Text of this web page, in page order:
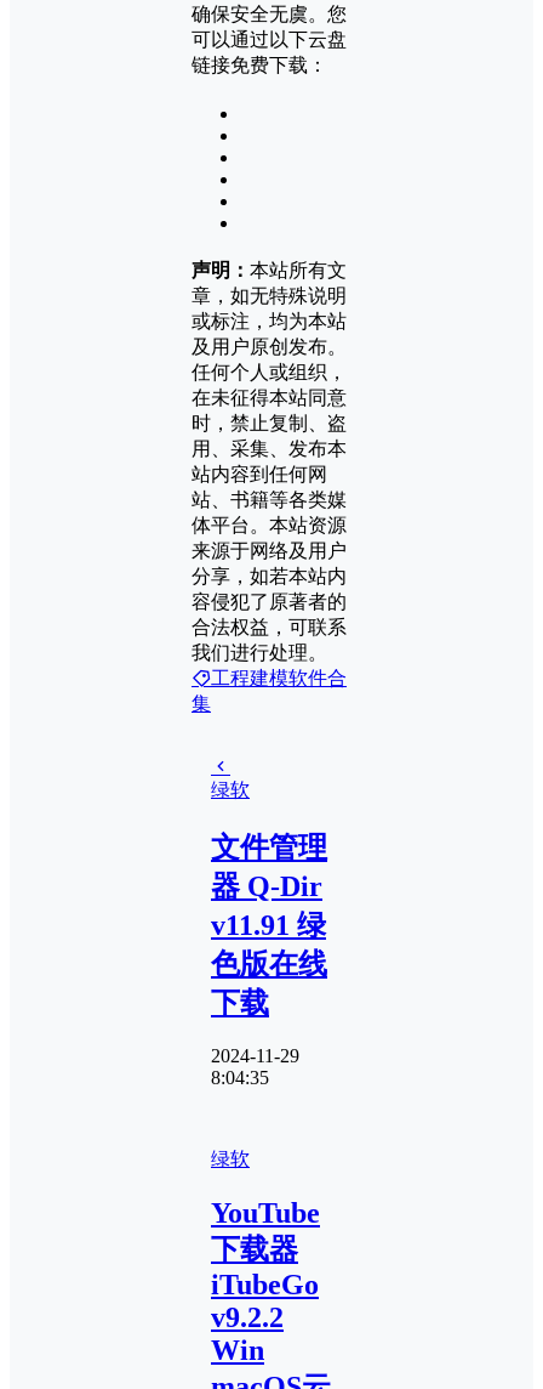
确保安全无虞。您
可以通过以下云盘
链接免费下载：
声明： 本站所有文
章，如无特殊说明
或标注，均为本站
及用户原创发布。
任何个人或组织，
在未征得本站同意
时，禁止复制、盗
用、采集、发布本
站内容到任何网
站、书籍等各类媒
体平台。本站资源
来源于网络及用户
分享，如若本站内
容侵犯了原著者的
合法权益，可联系
我们进行处理。
工程建模软件合
集
绿软
文件管理
器 Q-Dir
v11.91 绿
色版在线
下载
2024-11-29
8:04:35
绿软
YouTube
下载器
iTubeGo
v9.2.2
Win